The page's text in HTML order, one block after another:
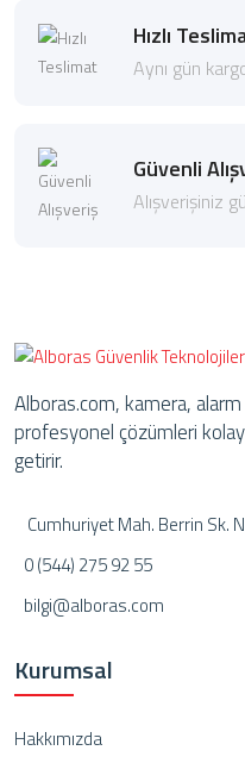
Hızlı
Aynı gün
Güvenli
Alışverişiniz
Alboras.com, kamera,
profesyonel çözümleri
getirir.
Cumhuriyet Mah. Berrin Sk.
0 (544) 275 92 55
bilgi@alboras.com
Kurumsal
Hakkımızda